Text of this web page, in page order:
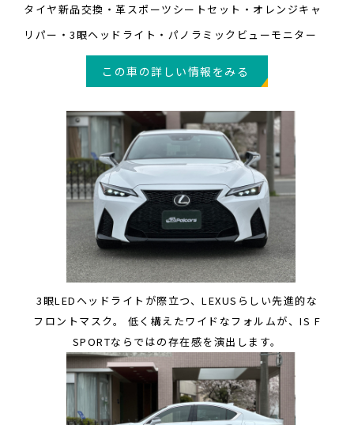
タイヤ新品交換・革スポーツシートセット・オレンジキャ
リパー・3眼ヘッドライト・パノラミックビューモニター
この車の詳しい情報をみる
3眼LEDヘッドライトが際立つ、LEXUSらしい先進的な
フロントマスク。 低く構えたワイドなフォルムが、IS F
SPORTならではの存在感を演出します。